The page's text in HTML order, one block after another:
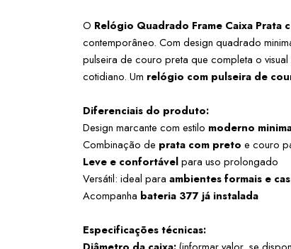
O Relógio Quadrado Frame Caixa Prata
contemporâneo. Com design quadrado
pulseira de couro preta que completa o
cotidiano. Um relógio com pulseira de
Diferenciais do produto:
Design marcante com estilo moderno
Combinação de prata com preto e couro
Leve e confortável para uso prolongado
Versátil: ideal para ambientes formais e
Acompanha bateria 377 já instalada
Especificações técnicas: